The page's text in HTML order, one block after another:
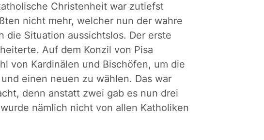
Christenheit war zutiefst
nicht mehr, welcher nun der wahre
die Situation aussichtslos. Der erste
Auf dem Konzil von Pisa
von Kardinälen und Bischöfen, um die
einen neuen zu wählen. Das war
denn anstatt zwei gab es nun drei
nämlich nicht von allen Katholiken